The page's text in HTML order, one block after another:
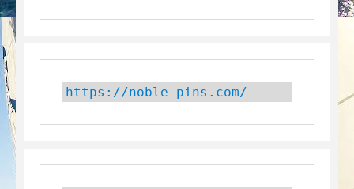
https://noble-pins.com/